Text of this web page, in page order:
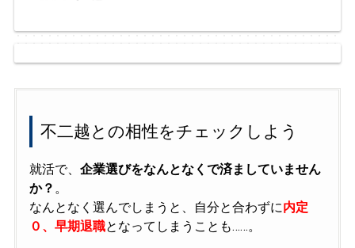
不二越との相性をチェックしよう
就活で、 企業選びをなんとなくで済ましていません
か？ 。
なんとなく選んでしまうと、自分と合わずに内定
０、早期退職となってしまうことも……。